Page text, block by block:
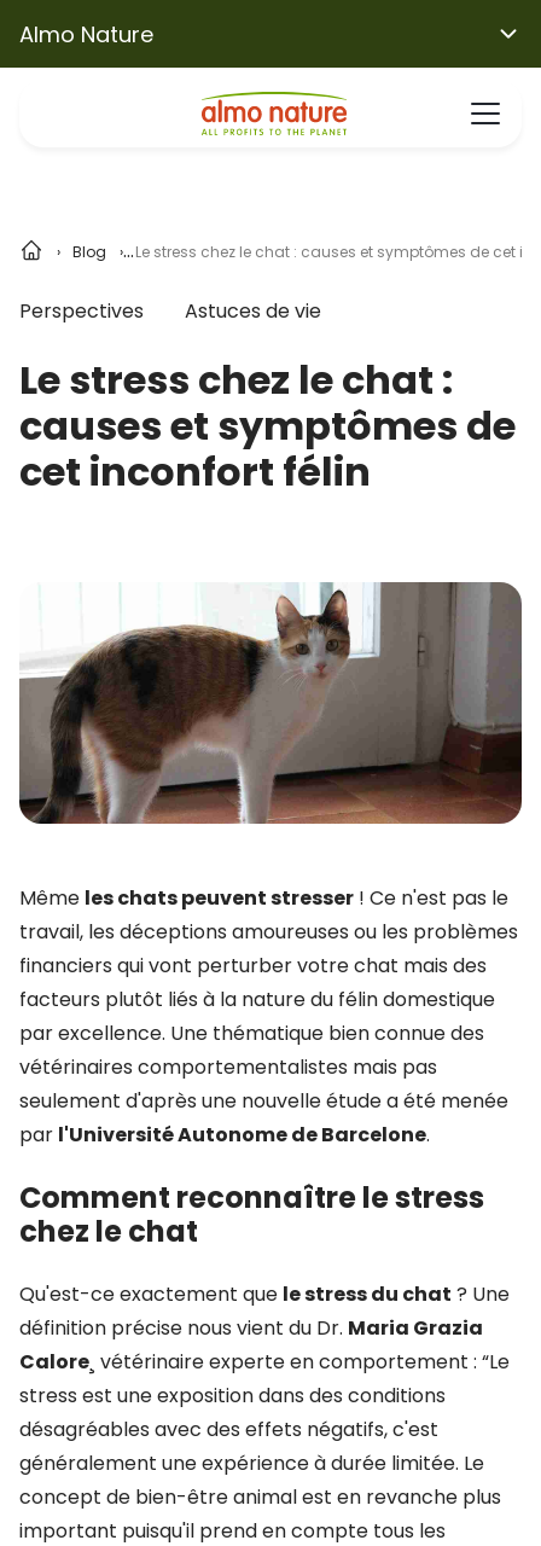
Almo Nature
Blog Le stress chez le chat : causes et symptômes de cet
Perspectives Astuces de vie
Le stress chez le chat :
causes et symptômes de
cet inconfort félin
Même les chats peuvent stresser ! Ce n'est pas le
travail, les déceptions amoureuses ou les problèmes
financiers qui vont perturber votre chat mais des
facteurs plutôt liés à la nature du félin domestique
par excellence. Une thématique bien connue des
vétérinaires comportementalistes mais pas
seulement d'après une nouvelle étude a été menée
par l'Université Autonome de Barcelone.
Comment reconnaître le stress
chez le chat
Qu'est-ce exactement que le stress du chat ? Une
définition précise nous vient du Dr. Maria Grazia
Calore¸ vétérinaire experte en comportement : “Le
stress est une exposition dans des conditions
désagréables avec des effets négatifs, c'est
généralement une expérience à durée limitée. Le
concept de bien-être animal est en revanche plus
important puisqu'il prend en compte tous les